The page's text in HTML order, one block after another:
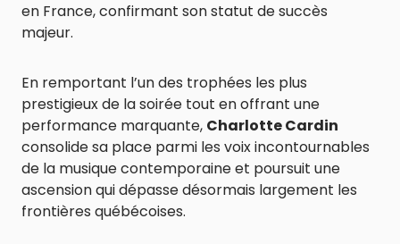
en France, confirmant son statut de succès
majeur.
En remportant l’un des trophées les plus
prestigieux de la soirée tout en offrant une
performance marquante, Charlotte Cardin
consolide sa place parmi les voix incontournables
de la musique contemporaine et poursuit une
ascension qui dépasse désormais largement les
frontières québécoises.